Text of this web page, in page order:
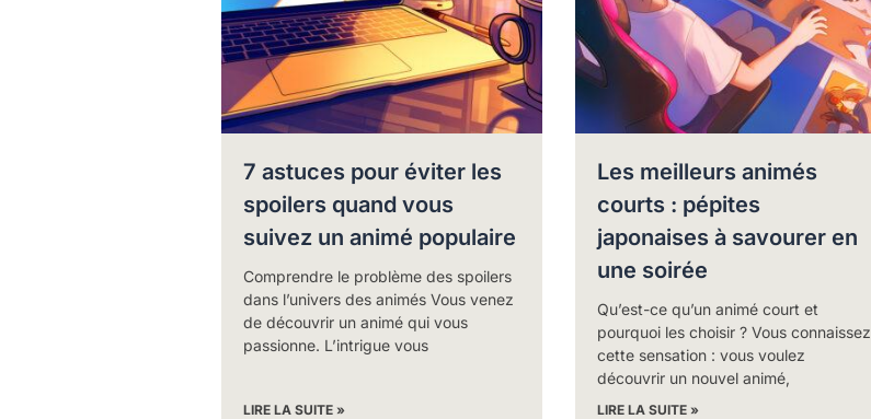
7 astuces pour éviter les
spoilers quand vous
suivez un animé populaire
Comprendre le problème des spoilers
dans l’univers des animés Vous venez
de découvrir un animé qui vous
passionne. L’intrigue vous
LIRE LA SUITE »
Les meilleurs animés
courts : pépites
japonaises à savourer en
une soirée
Qu’est-ce qu’un animé court et
pourquoi les choisir ? Vous connaissez
cette sensation : vous voulez
découvrir un nouvel animé,
LIRE LA SUITE »